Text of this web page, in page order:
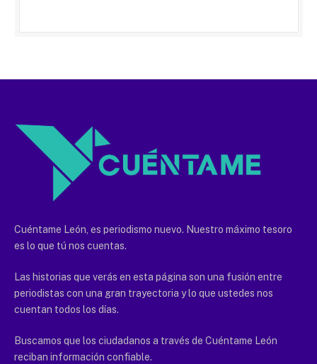
Cuéntame León, es periodismo nuevo. Nuestro máximo tesoro
es lo que tú nos cuentas.
Las historias que verás en esta página son una fusión entre
periodistas con una gran trayectoria y lo que ustedes nos
cuentan todos los días.
Buscamos que los ciudadanos a través de Cuéntame León
reciban información confiable.